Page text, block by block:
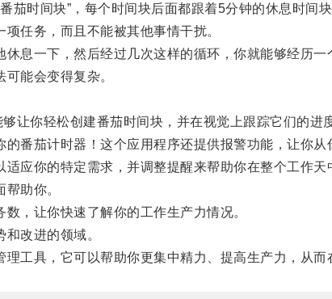
时间块”，每个时间块后面都跟着5分钟的休息时间块
任务，而且不能被其他事情干扰。
一下，然后经过几次这样的循环，你就能够经历一
能会变得复杂。
你轻松创建番茄时间块，并在视觉上跟踪它们的进度
茄计时器！这个应用程序还提供报警功能，让你从
你的特定需求，并调整提醒来帮助你在整个工作天
助你。
，让你快速了解你的工作生产力情况。
改进的领域。
具，它可以帮助你更集中精力、提高生产力，从而